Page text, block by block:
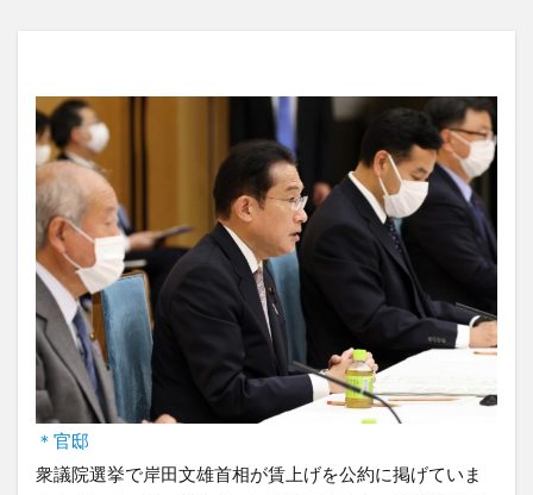
＊官邸
衆議院選挙で岸田文雄首相が賃上げを公約に掲げていま